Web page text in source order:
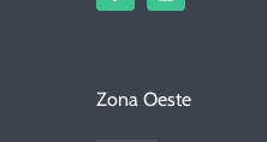
Zona Oeste